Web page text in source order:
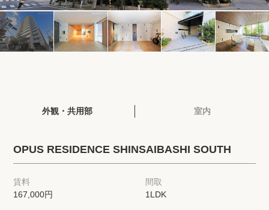
アクセスランキング
保存した検索条件
店舗・スタッフ紹介
希望条件を伝えてプロに探してもらう
外観・共用部 室内
OPUS RESIDENCE SHINSAIBASHI SOUTH
賃料
167,000円
間取
1LDK